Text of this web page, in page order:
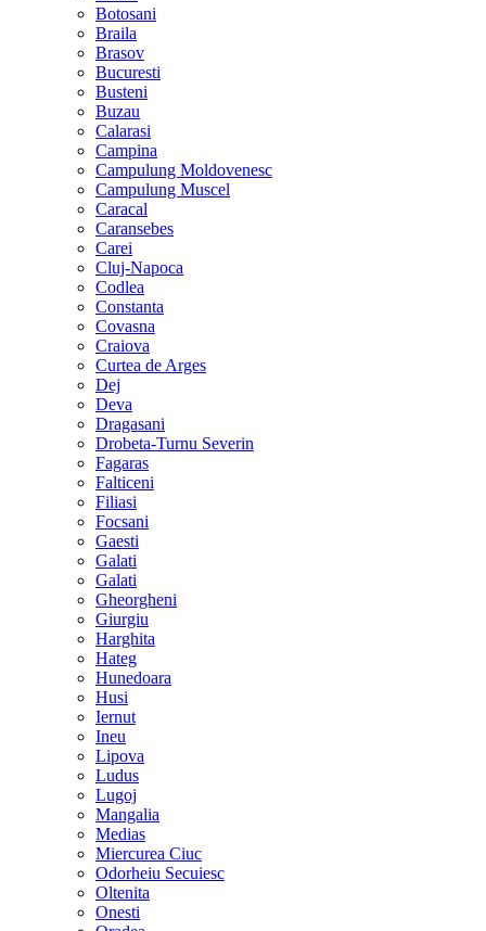
Botosani
Braila
Brasov
Bucuresti
Busteni
Buzau
Calarasi
Campina
Campulung Moldovenesc
Campulung Muscel
Caracal
Caransebes
Carei
Cluj-Napoca
Codlea
Constanta
Covasna
Craiova
Curtea de Arges
Dej
Deva
Dragasani
Drobeta-Turnu Severin
Fagaras
Falticeni
Filiasi
Focsani
Gaesti
Galati
Galati
Gheorgheni
Giurgiu
Harghita
Hateg
Hunedoara
Husi
Iernut
Ineu
Lipova
Ludus
Lugoj
Mangalia
Medias
Miercurea Ciuc
Odorheiu Secuiesc
Oltenita
Onesti